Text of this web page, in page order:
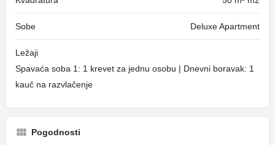
Sobe Deluxe Apartment
Ležaji
Spavaća soba 1: 1 krevet za jednu osobu | Dnevni boravak: 1
kauč na razvlačenje
Pogodnosti